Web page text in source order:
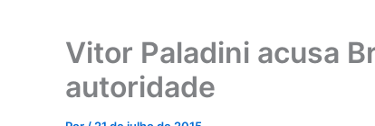
Vitor Paladini acusa
autoridade